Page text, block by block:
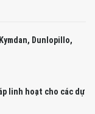
Dunlopillo,
linh hoạt cho các dự